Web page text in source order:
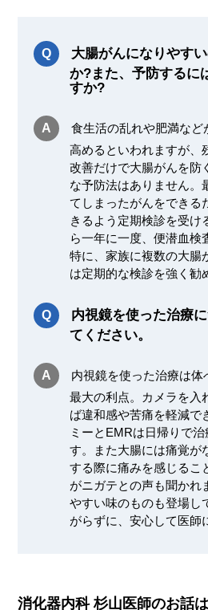
大腸がんになりやす
か?また、予防するに
すか?
食生活の乱れや肥満など
高めるといわれますが、
改善だけで大腸がんを防
な予防法はありません。
てしまったがんをできる
きるよう定期検診を受け
ら一年に一度、便潜血検
特に、家族に複数の大腸
は定期的な検診を強く勧
内視鏡を使った治療
てください。
内視鏡を使った治療は
最大の利点。カメラを入
ば違和感や苦痛を軽減で
ミーとEMRは日帰りで
す。また大腸には痛覚が
する際に痛みを感じるこ
がニガテとの声も聞かれ
やすい味のものも登場し
がらずに、安心して医師
消化器内科 杉山医師のお話